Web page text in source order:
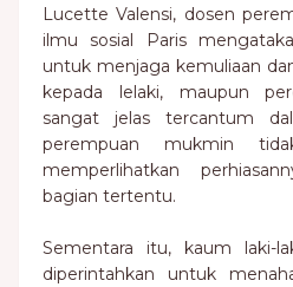
Lucette Valensi, dosen
ilmu sosial Paris
untuk menjaga kemuliaan
kepada lelaki, maupun
sangat jelas tercantum
perempuan mukmin
memperlihatkan
bagian tertentu.
Sementara itu, kaum laki-
diperintahkan untuk